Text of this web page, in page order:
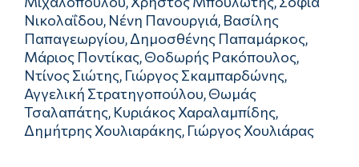
Νικολαΐδου, Nένη Πανουργιά, Βασίλης
Παπαγεωργίου, Δημοσθένης Παπαμάρκος,
Μάριος Ποντίκας, Θοδωρής Ρακόπουλος,
Ντίνος Σιώτης, Γιώργος Σκαμπαρδώνης,
Αγγελική Στρατηγοπούλου, Θωμάς
Τσαλαπάτης, Κυριάκος Χαραλαμπίδης,
Δημήτρης Χουλιαράκης, Γιώργος Χουλιάρας